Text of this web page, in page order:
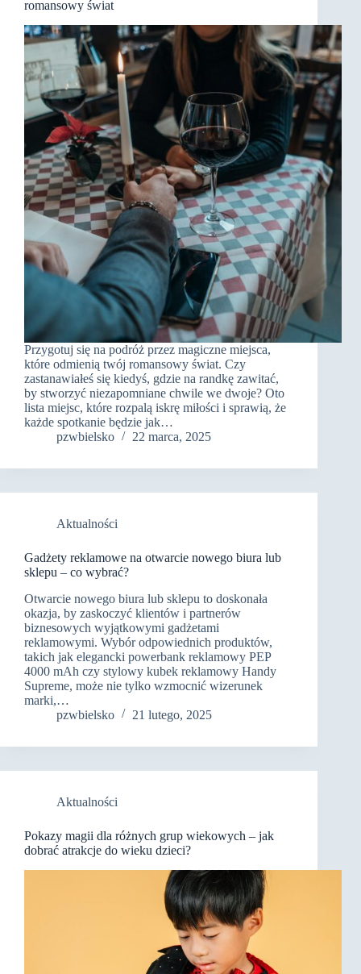
romansowy świat
Przygotuj się na podróż przez magiczne miejsca,
które odmienią twój romansowy świat. Czy
zastanawiałeś się kiedyś, gdzie na randkę zawitać,
by stworzyć niezapomniane chwile we dwoje? Oto
lista miejsc, które rozpalą iskrę miłości i sprawią, że
każde spotkanie będzie jak…
pzwbielsko
22 marca, 2025
Aktualności
Gadżety reklamowe na otwarcie nowego biura lub
sklepu – co wybrać?
Otwarcie nowego biura lub sklepu to doskonała
okazja, by zaskoczyć klientów i partnerów
biznesowych wyjątkowymi gadżetami
reklamowymi. Wybór odpowiednich produktów,
takich jak elegancki powerbank reklamowy PEP
4000 mAh czy stylowy kubek reklamowy Handy
Supreme, może nie tylko wzmocnić wizerunek
marki,…
pzwbielsko
21 lutego, 2025
Aktualności
Pokazy magii dla różnych grup wiekowych – jak
dobrać atrakcje do wieku dzieci?